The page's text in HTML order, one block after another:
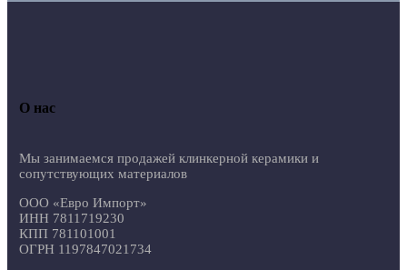
О нас
Мы занимаемся продажей клинкерной керамики и
сопутствующих материалов
ООО «Евро Импорт»
ИНН 7811719230
КПП 781101001
ОГРН 1197847021734